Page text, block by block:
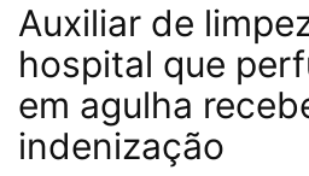
Auxiliar de
hospital que
em agulha
indenização